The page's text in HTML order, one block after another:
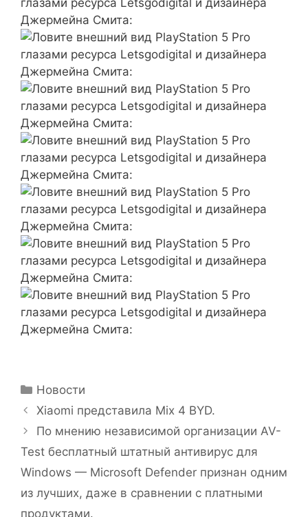
Рубрики
Новости
Xiaomi представила Mix 4 BYD.
По мнению независимой организации AV-
Test бесплатный штатный антивирус для
Windows — Microsoft Defender признан одним
из лучших, даже в сравнении с платными
продуктами.